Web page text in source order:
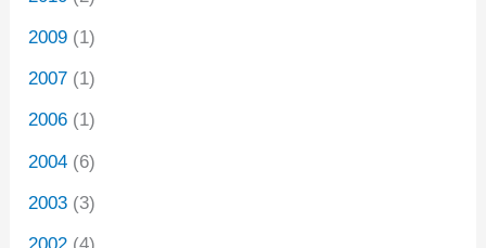
2009 (1)
2007 (1)
2006 (1)
2004 (6)
2003 (3)